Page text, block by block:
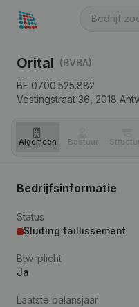
Orital (BVBA)
BE 0700.525.882
Vestingstraat 36, 2018
Algemeen Bestuur
Bedrijfsinformatie
Status
Sluiting faillissement
Btw-plicht
Ja
Laatste balansjaar